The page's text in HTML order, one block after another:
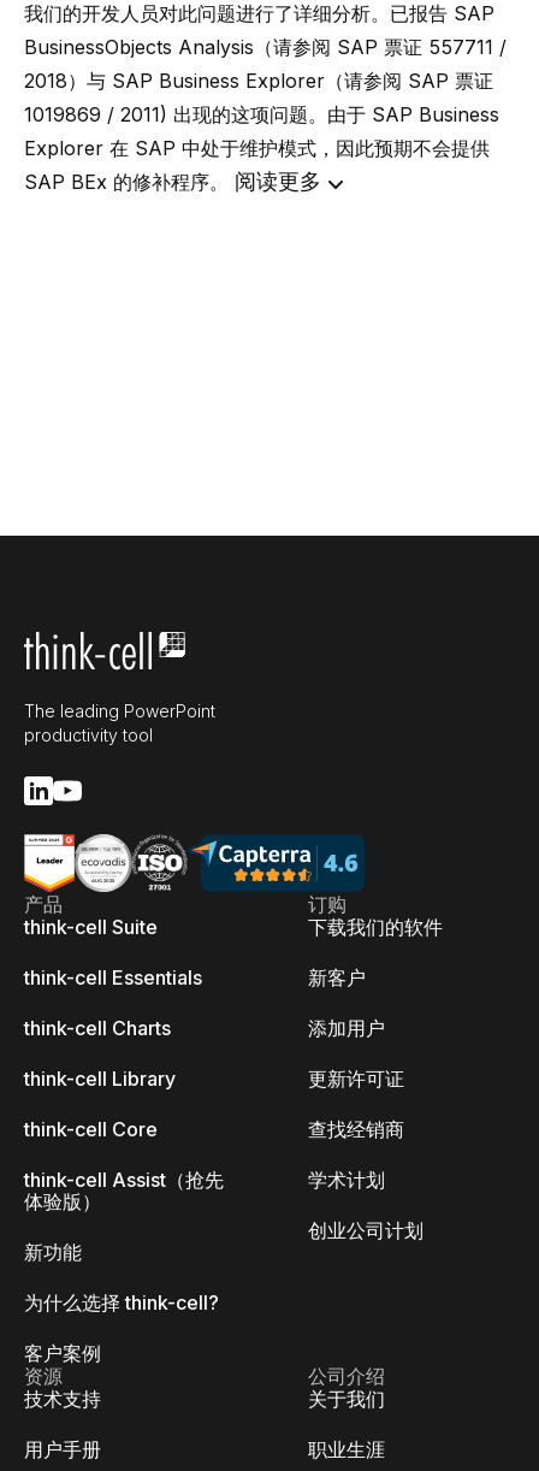
我们的开发人员对此问题进行了详细分析。已报告 SAP
BusinessObjects Analysis（请参阅 SAP 票证 557711 /
2018）与 SAP Business Explorer（请参阅 SAP 票证
1019869 / 2011) 出现的这项问题。由于 SAP Business
Explorer 在 SAP 中处于维护模式，因此预期不会提供
SAP BEx 的修补程序。 阅读更多
The leading PowerPoint
productivity tool
产品
think-cell Suite
think-cell Essentials
think-cell Charts
think-cell Library
think-cell Core
think-cell Assist（抢先
体验版）
新功能
为什么选择 think-cell?
客户案例
订购
下载我们的软件
新客户
添加用户
更新许可证
查找经销商
学术计划
创业公司计划
资源
技术支持
用户手册
公司介绍
关于我们
职业生涯